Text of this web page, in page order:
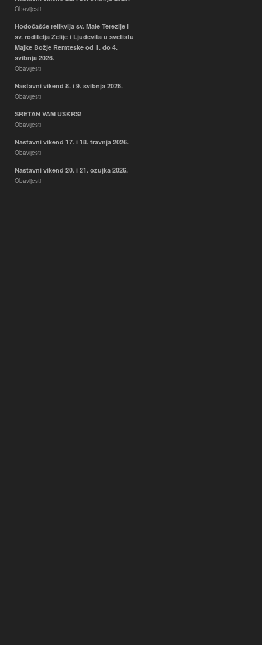
Obavijesti
Hodočašće relikvija sv. Male Terezije i
sv. roditelja Zelije i Ljudevita u svetištu
Majke Božje Remteske od 1. do 4.
svibnja 2026.
Obavijesti
Nastavni vikend 8. i 9. svibnja 2026.
Obavijesti
SRETAN VAM USKRS!
Obavijesti
Nastavni vikend 17. i 18. travnja 2026.
Obavijesti
Nastavni vikend 20. i 21. ožujka 2026.
Obavijesti